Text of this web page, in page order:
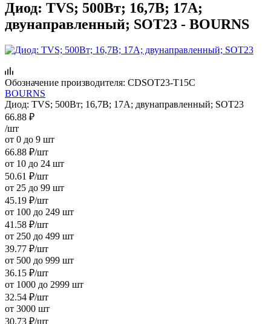
Диод: TVS; 500Вт; 16,7В; 17А;
двунаправленный; SOT23 - BOURNS
Обозначение производителя: CDSOT23-T15C
BOURNS
Диод: TVS; 500Вт; 16,7В; 17А; двунаправленный; SOT23
66.88 ₽
/шт
от 0 до 9 шт
66.88 ₽/шт
от 10 до 24 шт
50.61 ₽/шт
от 25 до 99 шт
45.19 ₽/шт
от 100 до 249 шт
41.58 ₽/шт
от 250 до 499 шт
39.77 ₽/шт
от 500 до 999 шт
36.15 ₽/шт
от 1000 до 2999 шт
32.54 ₽/шт
от 3000 шт
30.73 ₽/шт